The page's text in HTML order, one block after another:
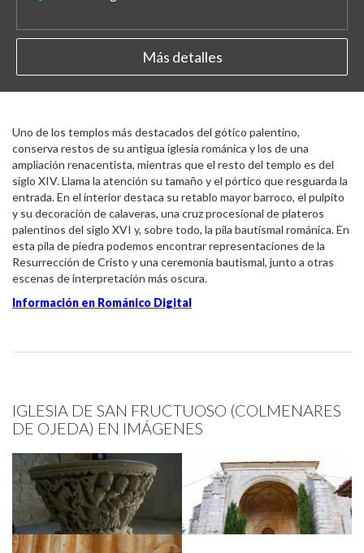
Más detalles
Uno de los templos más destacados del gótico palentino,
conserva restos de su antigua iglesia románica y los de una
ampliación renacentista, mientras que el resto del templo es del
siglo XIV. Llama la atención su tamaño y el pórtico que resguarda la
entrada. En el interior destaca su retablo mayor barroco, el pulpito
y su decoración de calaveras, una cruz procesional de plateros
palentinos del siglo XVI y, sobre todo, la pila bautismal románica. En
esta pila de piedra podemos encontrar representaciones de la
Resurrección de Cristo y una ceremonia bautismal, junto a otras
escenas de interpretación más oscura.
Información en Románico Digital
IGLESIA DE SAN FRUCTUOSO (COLMENARES
DE OJEDA) EN IMÁGENES